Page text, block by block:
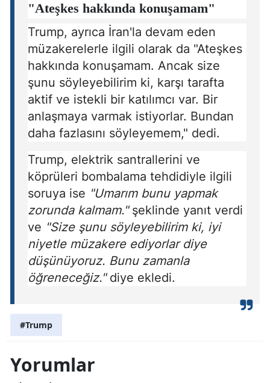
"Ateşkes hakkında konuşamam"
Trump, ayrıca İran'la devam eden
müzakerelerle ilgili olarak da "Ateşkes
hakkında konuşamam. Ancak size
şunu söyleyebilirim ki, karşı tarafta
aktif ve istekli bir katılımcı var. Bir
anlaşmaya varmak istiyorlar. Bundan
daha fazlasını söyleyemem," dedi.
Trump, elektrik santrallerini ve
köprüleri bombalama tehdidiyle ilgili
soruya ise "Umarım bunu yapmak
zorunda kalmam."şeklinde yanıt verdi
ve "Size şunu söyleyebilirim ki, iyi
niyetle müzakere ediyorlar diye
düşünüyoruz. Bunu zamanla
öğreneceğiz."diye ekledi.
#Trump
Yorumlar